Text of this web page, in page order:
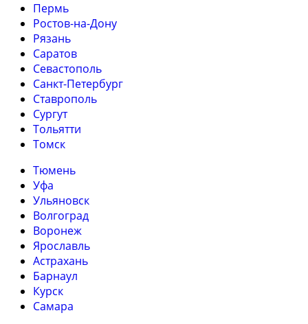
Пермь
Ростов-на-Дону
Рязань
Саратов
Севастополь
Санкт-Петербург
Ставрополь
Сургут
Тольятти
Томск
Тюмень
Уфа
Ульяновск
Волгоград
Воронеж
Ярославль
Астрахань
Барнаул
Курск
Самара